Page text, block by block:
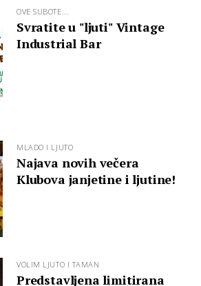
OVE SUBOTE...
Svratite u "ljuti" Vintage
Industrial Bar
MLADO I LJUTO
Najava novih večera
Klubova janjetine i ljutine!
VOLIM LJUTO I TAMAN
Predstavljena limitirana